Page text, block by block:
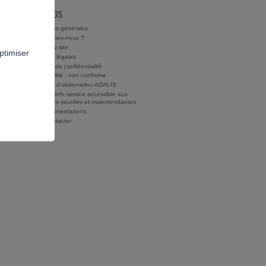
À PROPOS
Conditions générales
Qui sommes-nous ?
Charte du site
Mentions légales
Politique de confidentialité
Accessibilité : non conforme
Rapports d'observation ADALIS
Drogues info service accessible aux
personnes sourdes et malentendantes
Nos documentations
Nous contacter